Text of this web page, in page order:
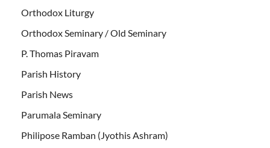
Orthodox Liturgy
Orthodox Seminary / Old Seminary
P. Thomas Piravam
Parish History
Parish News
Parumala Seminary
Philipose Ramban (Jyothis Ashram)